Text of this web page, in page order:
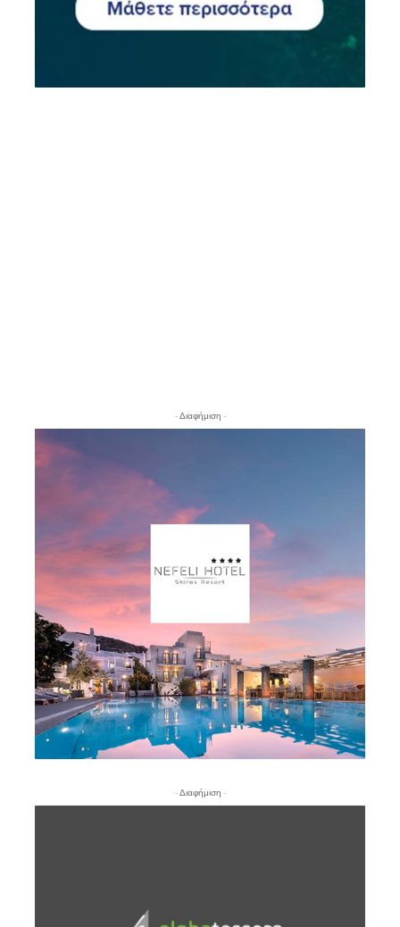
- Διαφήμιση -
- Διαφήμιση -